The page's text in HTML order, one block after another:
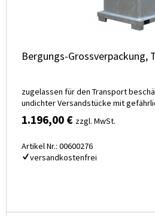
Bergungs-Grossverpackung,
zugelassen für den Transport
undichter Versandstücke mit
1.196,00 € zzgl. MwSt.
Artikel Nr.: 00600276
versandkostenfrei